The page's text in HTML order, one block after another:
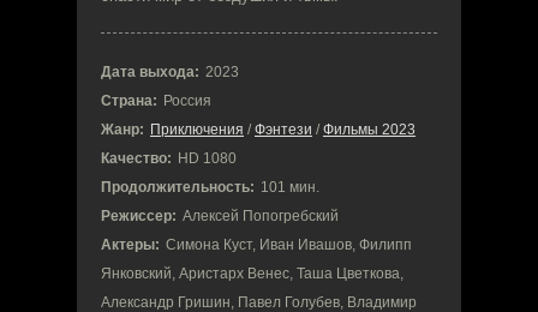
Дата выхода: 2023
Страна: Россия
Жанр: Приключения / Фэнтези / Фильмы 2023
Качество: HD 1080
Продолжительность: 101 мин.
Режиссер: Алексей Попогребский
Актеры: Симона Куст, Иван Ивашов, Филипп
Янковский, Аристарх Венес, Таша Цветкова,
Александр Гришин, Павел Голубев, Владимир